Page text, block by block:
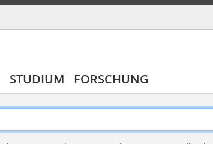
STUDIUM FORSCHUNG